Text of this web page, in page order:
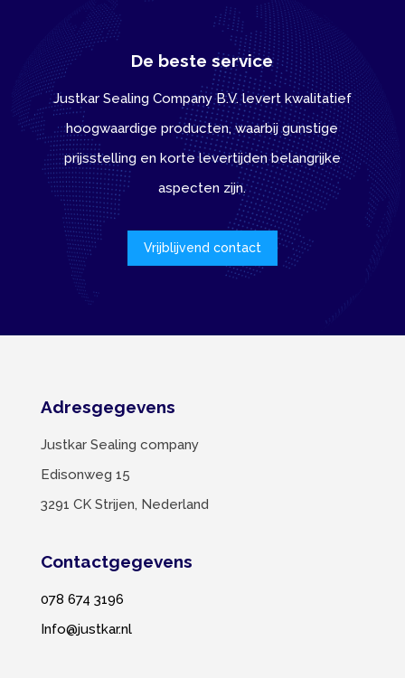
De beste service
Justkar Sealing Company B.V. levert kwalitatief
hoogwaardige producten, waarbij gunstige
prijsstelling en korte levertijden belangrijke
aspecten zijn.
Vrijblijvend contact
Adresgegevens
Justkar Sealing company
Edisonweg 15
3291 CK Strijen, Nederland
Contactgegevens
078 674 3196
Info@justkar.nl